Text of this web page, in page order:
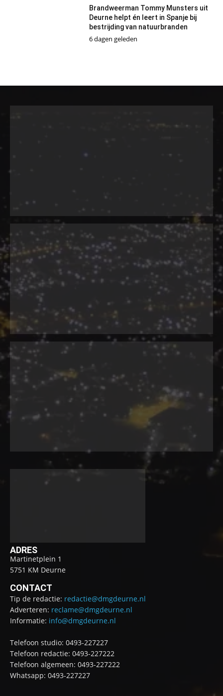
Brandweerman Tommy Munsters uit
Deurne helpt én leert in Spanje bij
bestrijding van natuurbranden
6 dagen geleden
ADRES
Martinetplein 1
5751 KM Deurne
CONTACT
Tip de redactie: redactie@dmgdeurne.nl
Adverteren: reclame@dmgdeurne.nl
Informatie: info@dmgdeurne.nl
Telefoon studio: 0493-227227
Telefoon redactie: 0493-227222
Telefoon algemeen: 0493-227222
Whatsapp: 0493-227227